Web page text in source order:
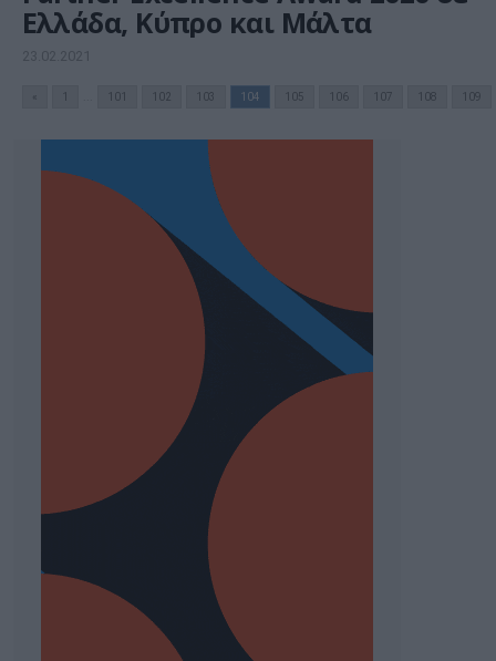
Ελλάδα, Κύπρο και Μάλτα
23.02.2021
101 102 103 104 105 106 107 108 109